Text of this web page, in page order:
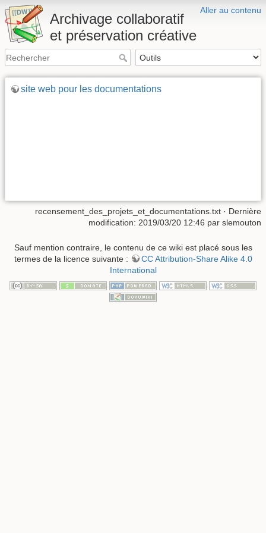
Aller au contenu
Archivage collaboratif
et préservation créative
site web pour les documentations
recensement_des_projets_et_documentations.txt · Dernière
modification: 2019/03/20 12:46 par slemouton
Sauf mention contraire, le contenu de ce wiki est placé sous les
termes de la licence suivante :
CC Attribution-Share Alike 4.0
International